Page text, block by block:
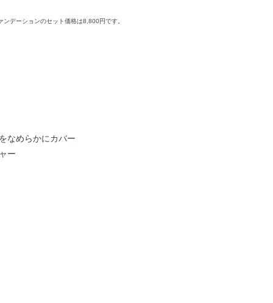
デーションのセット価格は8,800円です。
なめらかにカバー
ー